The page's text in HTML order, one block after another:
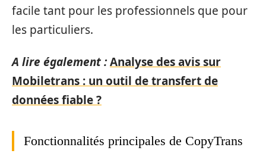
facile tant pour les professionnels que pour
les particuliers.
A lire également :Analyse des avis sur
Mobiletrans : un outil de transfert de
données fiable ?
Fonctionnalités principales de CopyTrans